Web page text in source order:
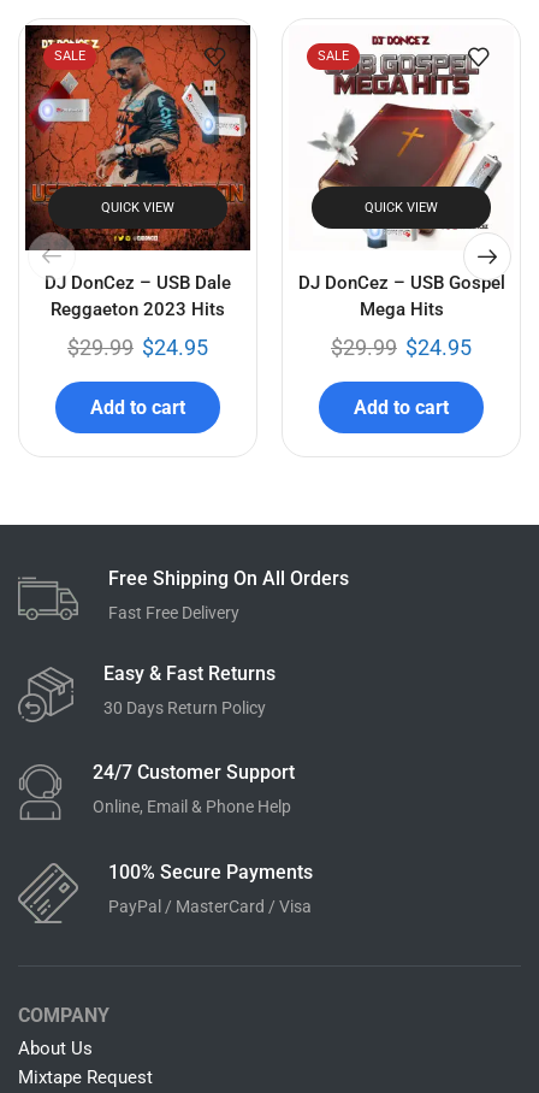
SALE
QUICK VIEW
DJ DonCez – USB Dale
Reggaeton 2023 Hits
$29.99 $24.95
Add to cart
SALE
QUICK VIEW
DJ DonCez – USB Gospel
Mega Hits
$29.99 $24.95
Add to cart
Free Shipping On All Orders
Fast Free Delivery
Easy & Fast Returns
30 Days Return Policy
24/7 Customer Support
Online, Email & Phone Help
100% Secure Payments
PayPal / MasterCard / Visa
COMPANY
About Us
Mixtape Request